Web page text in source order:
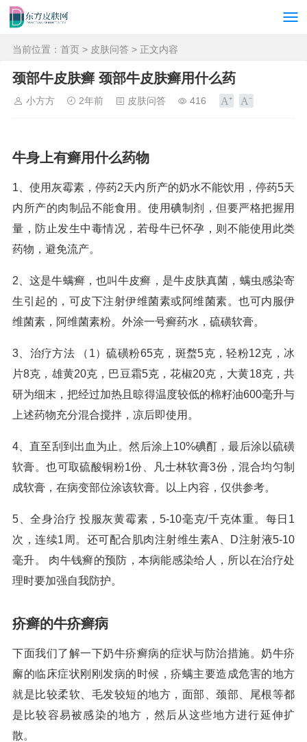
当前位置： 首页 > 皮肤问答 > 正文内容
颈部牛皮肤癣 颈部牛皮肤癣用什么药
小方方 2年前 皮肤问答 416
牛身上有癣用什么药物
1、使用灰霉素，停药2天内所产的奶水不能饮用，停药5天
内所产的肉制品不能食用。使用碘制剂，但要严格把握用
量，防止发生中毒情况，若母牛已怀孕，则不能使用此类
药物，避免流产。
2、这是牛螨癣，也叫牛皮癣，是牛皮肤真菌，螨虫感染寄
生引起的，可皮下注射伊维菌素或阿维菌素。也可内服伊
维菌素，阿维菌素粉。外涂一号癣药水，硫磺软膏。
3、治疗方法 （1）硫磺粉65克，斑蝥5克，轻粉12克，冰
片8克，雄黄20克，巴豆霜5克，花椒20克，大黄18克，共
研为细末，把经过加热且晾得温度较低的棉籽油600毫升与
上述药物充分混合搅拌，凉后即使用。
4、直至刮到出血为止。然后涂上10%碘酊，最后涂以硫磺
软膏。也可取硫酸铜粉1份、凡士林软膏3份，混合均匀制
成软膏，在病变部位涂该软膏。以上内容，仅供参考。
5、全身治疗 投服灰黄霉素，5-10毫克/千克体重。每日1
次，连续1周。还可配合肌肉注射维生素A、D注射液5-10
毫升。 肉牛钱癣的预防，本病能感染给人，所以在治疗处
理时要加强自我防护。
疥癣的牛疥癣病
下面我们了解一下奶牛疥癣病的症状与防治措施。奶牛疥
廨的临床症状刚刚发病的时候，疥螨主要造成危害的地方
就是比较柔软、毛发较短的地方，面部、颈部、尾根等都
是比较容易被感染的地方，然后从这些地方进行延伸扩
散。